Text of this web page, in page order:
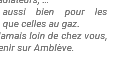
aussi bien pour les
celles au gaz.
loin de chez vous,
surAmblève.